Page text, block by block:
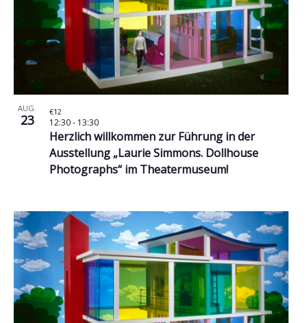
AUG.
23
Herzlich willkommen zur Führung in der
Ausstellung „Laurie Simmons. Dollhouse
Photographs“ im Theatermuseum!
12:30- 13:30
€12